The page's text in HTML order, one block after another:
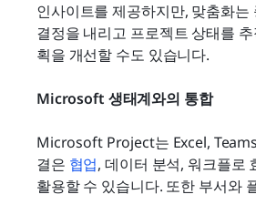
인사이트를 제공하지만, 맞춤화
결정을 내리고 프로젝트 상태를
획을 개선할 수도 있습니다.
Microsoft 생태계와의 통합
Microsoft Project는 Excel,
결은 협업, 데이터 분석, 워크플로
활용할 수 있습니다. 또한 부서와